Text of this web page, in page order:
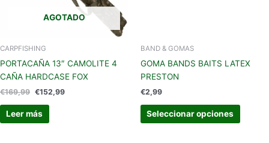
AGOTADO
CARPFISHING
PORTACAÑA 13″ CAMOLITE 4
CAÑA HARDCASE FOX
€169,99 €152,99
Leer más
BAND & GOMAS
GOMA BANDS BAITS LATEX
PRESTON
€2,99
Seleccionar opciones
la